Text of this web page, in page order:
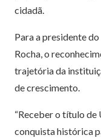
cidadã.
Para a presidente
Rocha, o
trajetória da
de crescimento.
“Receber o título
conquista histórica